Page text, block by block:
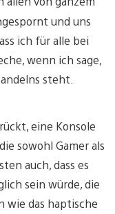
und uns
ich für alle bei
wenn ich sage,
steht.
eine Konsole
sowohl Gamer als
auch, dass es
sein würde, die
wie das haptische